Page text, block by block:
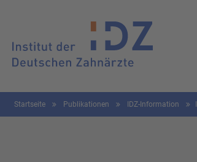
Startseite Publikationen IDZ-Information